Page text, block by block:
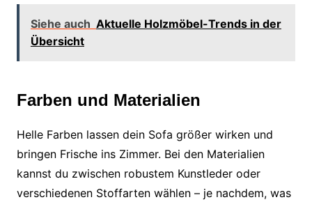
Siehe auch Aktuelle Holzmöbel-Trends in der
Übersicht
Farben und Materialien
Helle Farben lassen dein Sofa größer wirken und
bringen Frische ins Zimmer. Bei den Materialien
kannst du zwischen robustem Kunstleder oder
verschiedenen Stoffarten wählen – je nachdem, was